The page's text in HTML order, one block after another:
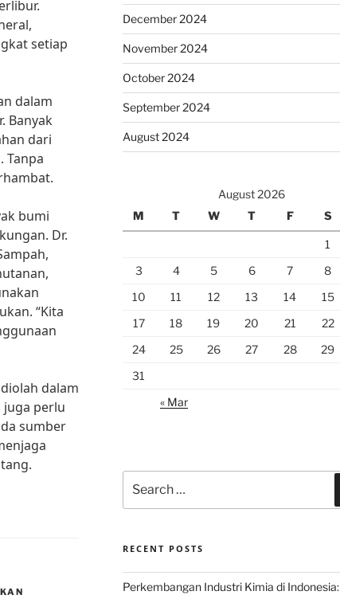
setiap
dalam
Banyak
dari
Tanpa
bumi
Dr.
“Kita
dalam
perlu
sumber
December 2024
November 2024
October 2024
September 2024
August 2024
August 2026
M
T W T F S
1
3
4 5 6 7 8
10
11 12 13 14 15
17
18 19 20 21 22
24
25 26 27 28 29
31
« Mar
for:
RECENT POSTS
Perkembangan Industri Kimia di Indonesia: